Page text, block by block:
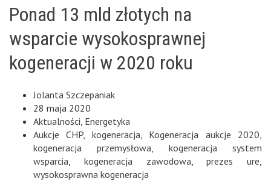
Ponad 13 mld złotych na
wsparcie wysokosprawnej
kogeneracji w 2020 roku
Jolanta Szczepaniak
28 maja 2020
Aktualności Energetyka
Aukcje CHP, kogeneracja Kogeneracja aukcje 2020
kogeneracja przemysłowa
kogeneracja system
wsparcia
kogeneracja zawodowa ,prezes ure
wysokosprawna kogeneracja